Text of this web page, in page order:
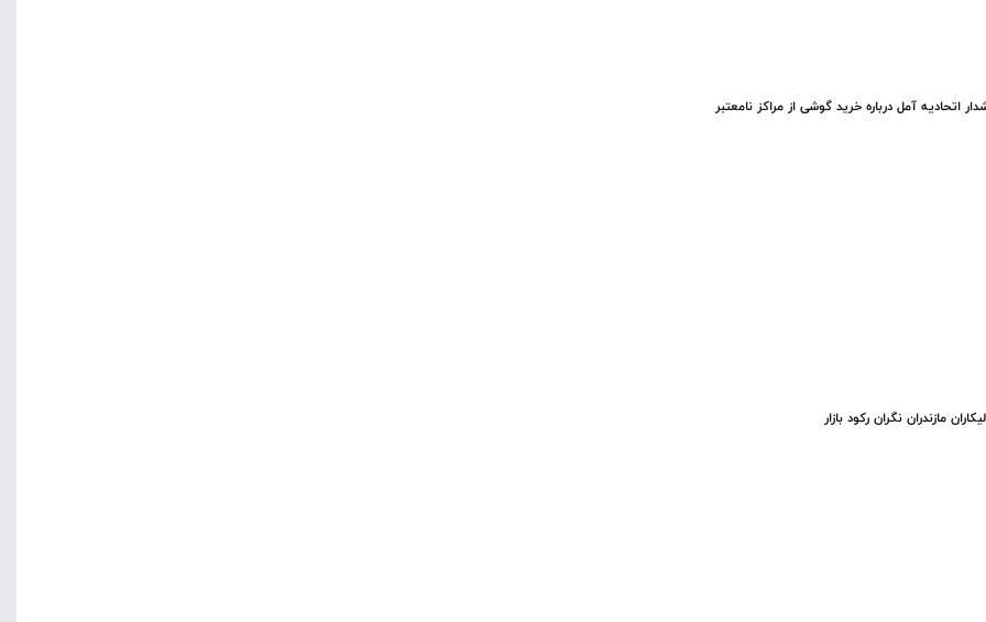
اتحادیه آمل درباره خرید گوشی از مراکز نامعتبر
مازندران نگران رکود بازار